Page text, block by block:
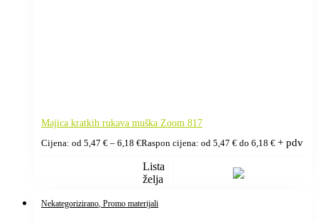
Majica kratkih rukava muška Zoom 817
Cijena: od 5,47 € – 6,18 €Raspon cijena: od 5,47 € do 6,18 € + pdv
Lista
želja
Nekategorizirano , Promo materijali